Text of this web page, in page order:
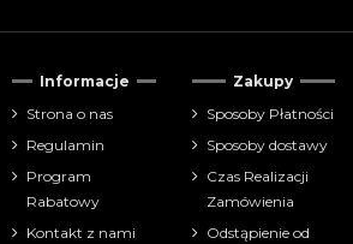
Informacje
Strona o nas
Regulamin
Program
Rabatowy
Kontakt z nami
Zakupy
Sposoby Płatności
Sposoby dostawy
Czas Realizacji
Zamówienia
Odstąpienie od